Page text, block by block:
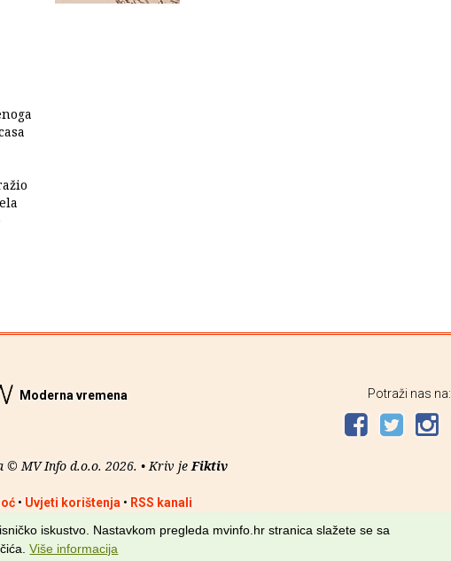
Moderna vremena
© MV Info d.o.o. 2026. • Kriv jeFiktiv
• Uvjeti korištenja • RSS kanali
Potraži nas na:
iskustvo. Nastavkom pregleda mvinfo.hr stranica slažete se sa
Više informacija